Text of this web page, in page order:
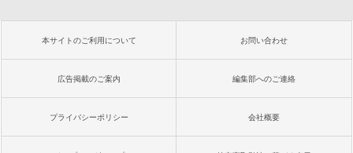
本サイトのご利用について お問い合わせ
広告掲載のご案内 編集部へのご連絡
プライバシーポリシー 会社概要